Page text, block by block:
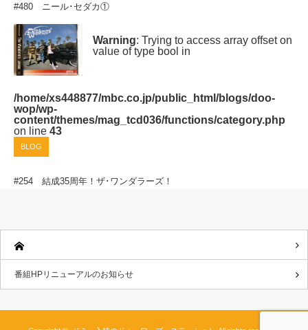
#480 ニール･セダカ①
Warning: Trying to access array offset on
value of type bool in
/home/xs448877/mbc.co.jp/public_html/blogs/doo-
wop/wp-
content/themes/mag_tcd036/functions/category.php
on line 43
BLOG
#254 結成35周年！ザ･ワンダラーズ！
番組HPリニューアルのお知らせ